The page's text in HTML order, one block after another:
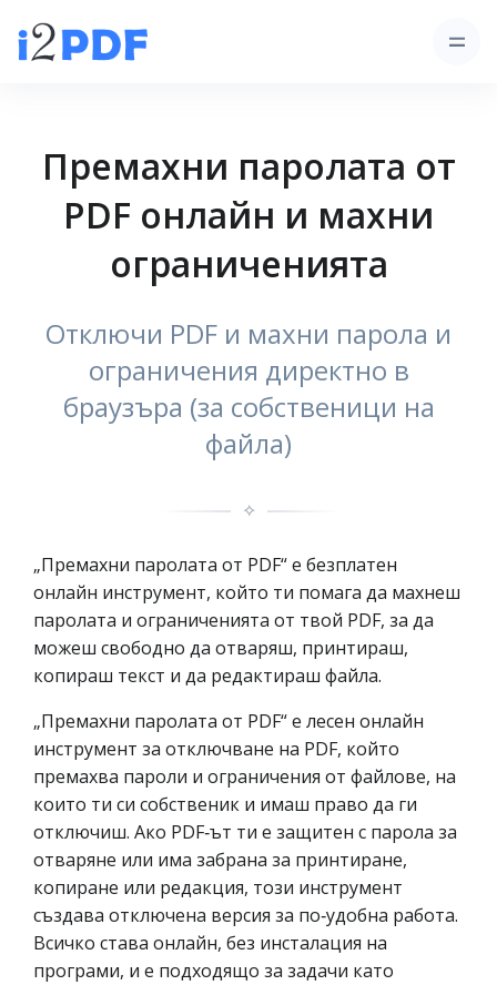
Премахни паролата от
PDF онлайн и махни
ограниченията
Отключи PDF и махни парола и
ограничения директно в
браузъра (за собственици на
файла)
✧
„Премахни паролата от PDF“ е безплатен
онлайн инструмент, който ти помага да махнеш
паролата и ограниченията от твой PDF, за да
можеш свободно да отваряш, принтираш,
копираш текст и да редактираш файла.
„Премахни паролата от PDF“ е лесен онлайн
инструмент за отключване на PDF, който
премахва пароли и ограничения от файлове, на
които ти си собственик и имаш право да ги
отключиш. Ако PDF‑ът ти е защитен с парола за
отваряне или има забрана за принтиране,
копиране или редакция, този инструмент
създава отключена версия за по‑удобна работа.
Всичко става онлайн, без инсталация на
програми, и е подходящо за задачи като